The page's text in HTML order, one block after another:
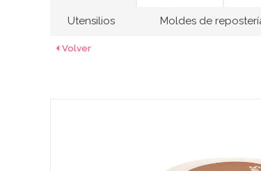
Utensilios Moldes de
Volver